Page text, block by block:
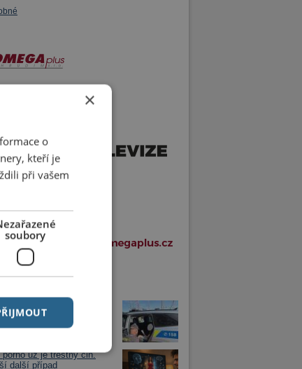
vlaku zjistil, že má dítě
porno už je trestný čin.
další případ
×
o
kteří je
při vašem
soubory